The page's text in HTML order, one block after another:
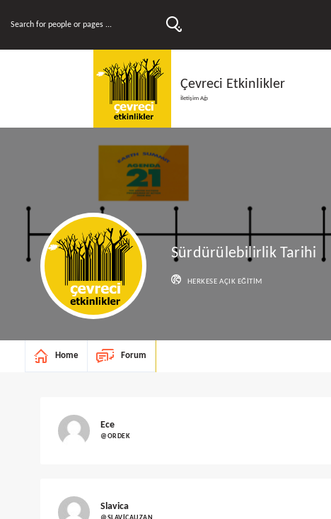
Çevreci Etkinlikler
İletişim Ağı
Sürdürülebilirlik Tarihi
HERKESE AÇIK EĞITIM
Home Forum
Ece
@ORDEK
Slavica